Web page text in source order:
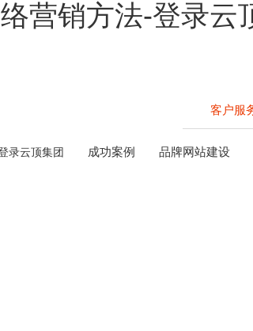
营销方法-登录云
客户服
录云顶集团 成功案例 品牌网站建设
常用的7种网
的方法，而且每一个方法都有着非常经典的成
去运用它。下面就告诉我们大家在网络进行营销